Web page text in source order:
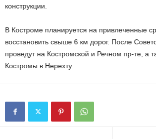
конструкции.
В Костроме планируется на привлеченные
восстановить свыше 6 км дорог. После
проведут на Костромской и Речном пр-те, а
Костромы в Нерехту.